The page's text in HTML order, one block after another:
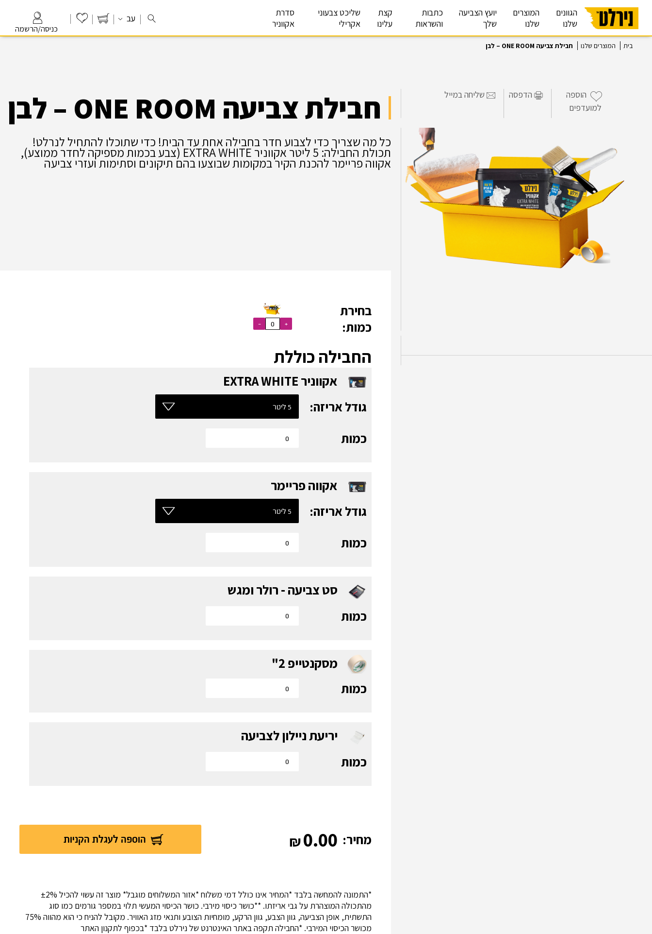
כניסה/הרשמה
עב
הגוונים
שלנו
המוצרים
שלנו
יועץ הצביעה
שלך
כתבות
והשראות
קצת
עלינו
שליכט צבעוני
אקרילי
סדרת
אקווניר
בית המוצרים שלנו חבילת צביעה ONE ROOM – לבן
הוספה
למועדפים
הדפסה שליחה במייל חבילת צביעה ONE ROOM – לבן
כל מה שצריך כדי לצבוע חדר בחבילה אחת עד הבית! כדי שתוכלו להתחיל לנרלט!
תכולת החבילה: 5 ליטר אקווניר EXTRA WHITE (צבע בכמות מספיקה לחדר ממוצע),
אקווה פריימר להכנת הקיר במקומות שבוצעו בהם תיקונים וסתימות ועזרי צביעה
בחירת
כמות:
החבילה כוללת
אקווניר EXTRA WHITE
גודל אריזה:
כמות
אקווה פריימר
גודל אריזה:
כמות
סט צביעה - רולר ומגש
כמות
מסקנטייפ 2"
כמות
יריעת ניילון לצביעה
כמות
מחיר: 0.00 הוספה לעגלת הקניות
*התמונה להמחשה בלבד *המחיר אינו כולל דמי משלוח *אזור המשלוחים מוגבל* מוצר זה עשוי להכיל ±2%
מהתכולה המוצהרת על גבי אריזתו. **כושר כיסוי מירבי. כושר הכיסוי המעשי תלוי במספר גורמים כמו סוג
התשתית, אופן הצביעה, גוון הצבע, גוון הרקע, מומחיות הצובע ותנאי מזג האוויר. מקובל להניח כי הוא מהווה 75%
מכושר הכיסוי המירבי. *החבילה תקפה באתר האינטרנט של נירלט בלבד *בכפוף לתקנון האתר